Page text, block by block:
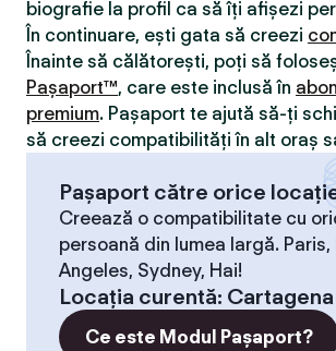
biografie la profil ca să îți afișezi
În continuare, ești gata să creezi
Înainte să călătorești, poți să
Pașaport™, care este inclusă în
premium. Pașaport te ajută să-ți
să creezi compatibilităţi în alt oraș
Pașaport către orice
Creează o compatibilitate cu
persoană din lumea largă. Paris,
Angeles, Sydney, Hai!
Locaţia curentă: Cartagena
Ce este Modul Pașaport?